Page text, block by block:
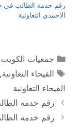
رقم خدمة الطالب في
الاحمدي التعاونية
التصنيفات
جمعيات الكويت,
الوسوم
الفيحاء التعاونية,
الفيحاء التعاونية
رقم خدمة
رقم خدمة